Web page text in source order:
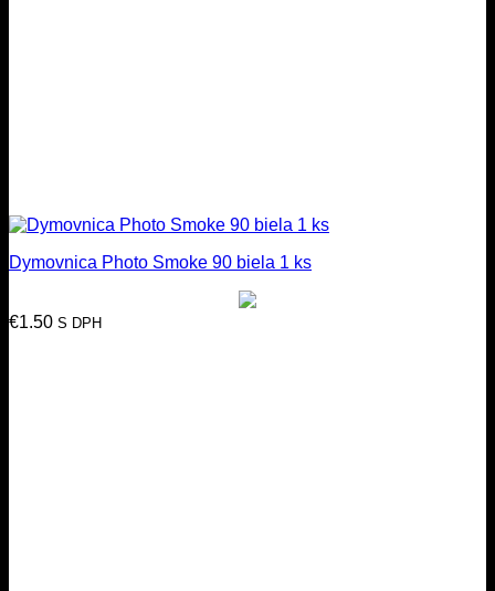
Dymovnica Photo Smoke 90 biela 1 ks
€1.50 S DPH